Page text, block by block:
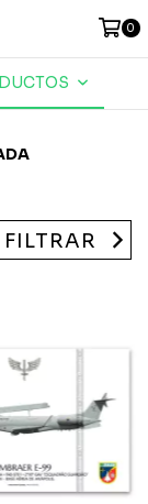
0
FILTRAR